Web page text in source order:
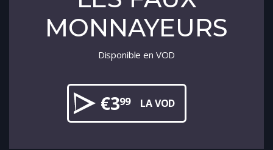
MONNAYEURS
Disponible en VOD
€399 LA VOD